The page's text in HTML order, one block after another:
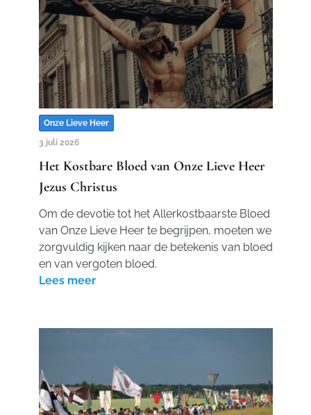
Onze Lieve Heer
3 juli 2026
Het Kostbare Bloed van Onze Lieve Heer
Jezus Christus
Om de devotie tot het Allerkostbaarste Bloed
van Onze Lieve Heer te begrijpen, moeten we
zorgvuldig kijken naar de betekenis van bloed
en van vergoten bloed.
Lees meer